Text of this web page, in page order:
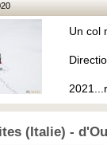
Un col
(Italie) -